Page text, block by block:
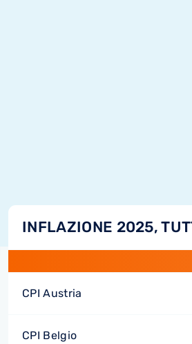
INFLAZIONE 2025,
CPI Austria
CPI Belgio